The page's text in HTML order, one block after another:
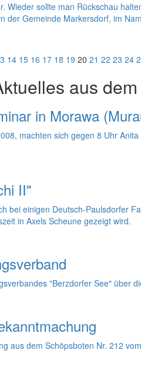
Wieder sollte man Rückschau
der Gemeinde Markersdorf, im
14 15 16 17 18 19 20 21 22 23 24
aus
in Morawa
machten sich gegen 8 Uhr
II"
bei einigen Deutsch-Paulsdorfer
in Axels Scheune gezeigt wird.
"Berzdorfer See" über
aus dem Schöpsboten Nr. 212